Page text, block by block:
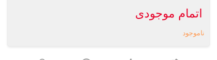
اتمام موجودی
ناموجود